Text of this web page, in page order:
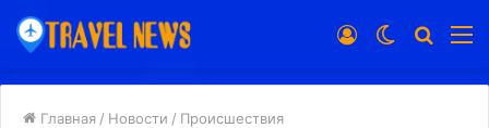
Switch
Войти
Главная / Новости / Происшествия